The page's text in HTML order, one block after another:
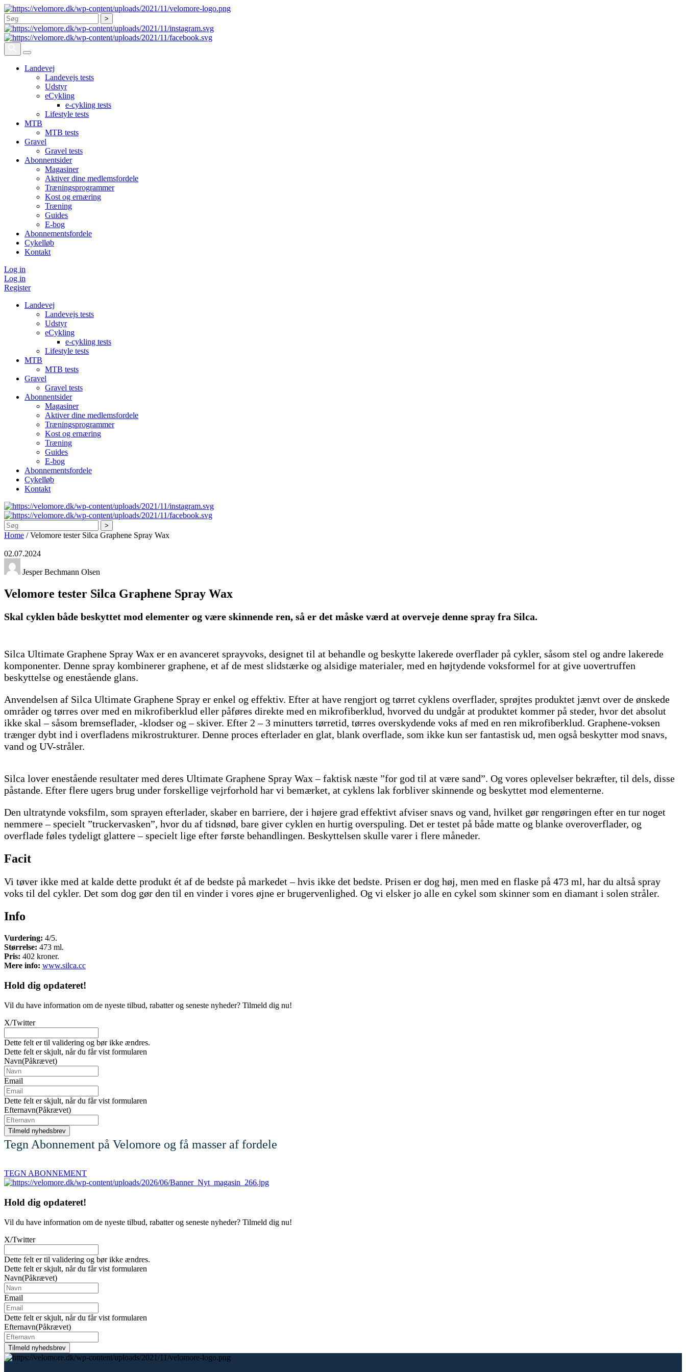
Søg
Landevej
Landevejs tests
Udstyr
eCykling
e-cykling tests
Lifestyle tests
MTB
MTB tests
Gravel
Gravel tests
Abonnentsider
Magasiner
Aktiver dine medlemsfordele
Træningsprogrammer
Kost og ernæring
Træning
Guides
E-bog
Abonnementsfordele
Cykelløb
Kontakt
Log in
Log in
Register
Landevej
Landevejs tests
Udstyr
eCykling
e-cykling tests
Lifestyle tests
MTB
MTB tests
Gravel
Gravel tests
Abonnentsider
Magasiner
Aktiver dine medlemsfordele
Træningsprogrammer
Kost og ernæring
Træning
Guides
E-bog
Abonnementsfordele
Cykelløb
Kontakt
Søg
Home /Velomore tester Silca Graphene Spray Wax
02.07.2024
Jesper Bechmann Olsen
Velomore tester Silca Graphene Spray Wax
Skal cyklen både beskyttet mod elementer og være skinnende ren, så er det måske værd at overveje denne spray fra Silca.
Silca Ultimate Graphene Spray Wax er en avanceret sprayvoks, designet til at behandle og beskytte lakerede overflader på cykler, såsom stel og andre lakerede
komponenter. Denne spray kombinerer graphene, et af de mest slidstærke og alsidige materialer, med en højtydende voksformel for at give uovertruffen
beskyttelse og enestående glans.
Anvendelsen af Silca Ultimate Graphene Spray er enkel og effektiv. Efter at have rengjort og tørret cyklens overflader, sprøjtes produktet jænvt over de ønskede
områder og tørres over med en mikrofiberklud eller påføres direkte med en mikrofiberklud, hvorved du undgår at produktet kommer på steder, hvor det absolut
ikke skal – såsom bremseflader, -klodser og – skiver. Efter 2 – 3 minutters tørretid, tørres overskydende voks af med en ren mikrofiberklud. Graphene-voksen
trænger dybt ind i overfladens mikrostrukturer. Denne proces efterlader en glat, blank overflade, som ikke kun ser fantastisk ud, men også beskytter mod snavs,
vand og UV-stråler.
Silca lover enestående resultater med deres Ultimate Graphene Spray Wax – faktisk næste ”for god til at være sand”. Og vores oplevelser bekræfter, til dels, disse
påstande. Efter flere ugers brug under forskellige vejrforhold har vi bemærket, at cyklens lak forbliver skinnende og beskyttet mod elementerne.
Den ultratynde voksfilm, som sprayen efterlader, skaber en barriere, der i højere grad effektivt afviser snavs og vand, hvilket gør rengøringen efter en tur noget
nemmere – specielt ”truckervasken”, hvor du af tidsnød, bare giver cyklen en hurtig overspuling. Det er testet på både matte og blanke overoverflader, og
overflade føles tydeligt glattere – specielt lige efter første behandlingen. Beskyttelsen skulle varer i flere måneder.
Facit
Vi tøver ikke med at kalde dette produkt ét af de bedste på markedet – hvis ikke det bedste. Prisen er dog høj, men med en flaske på 473 ml, har du altså spray
voks til del cykler. Det som dog gør den til en vinder i vores øjne er brugervenlighed. Og vi elsker jo alle en cykel som skinner som en diamant i solen stråler.
Info
Vurdering: 4/5.
Størrelse: 473 ml.
Pris: 402 kroner.
Mere info: www.silca.cc
Hold dig opdateret!
Vil du have information om de nyeste tilbud, rabatter og seneste nyheder? Tilmeld dig nu!
X/Twitter
Dette felt er til validering og bør ikke ændres.
Dette felt er skjult, når du får vist formularen
Navn(Påkrævet)
Email
Dette felt er skjult, når du får vist formularen
Efternavn(Påkrævet)
Tegn Abonnement på Velomore og få masser af fordele
TEGN ABONNEMENT
Hold dig opdateret!
Vil du have information om de nyeste tilbud, rabatter og seneste nyheder? Tilmeld dig nu!
X/Twitter
Dette felt er til validering og bør ikke ændres.
Dette felt er skjult, når du får vist formularen
Navn(Påkrævet)
Email
Dette felt er skjult, når du får vist formularen
Efternavn(Påkrævet)